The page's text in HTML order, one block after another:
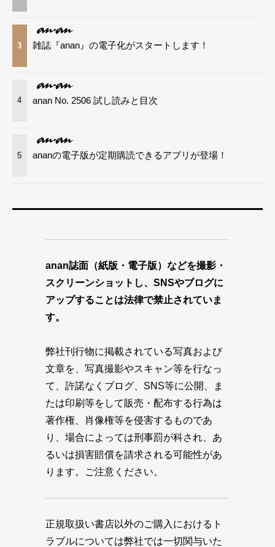
3 雑誌『anan』の電子化がスタートします！
4 anan No. 2506 試し読みと目次
5 ananの電子版が定期購読できるアプリが登場！
anan誌面（紙版・電子版）などを撮影・
スクリーンショットし、SNSやブログに
アップすることは法律で禁止されていま
す。
弊社刊行物に掲載されている写真および
文章を、写真撮影やスキャン等を行なっ
て、許諾なくブログ、SNS等に公開、ま
たは印刷等をして販売・配布する行為は
著作権、肖像権等を侵害するものであ
り、場合によっては刑事罰が科され、あ
るいは損害賠償を請求される可能性があ
ります。ご注意ください。
正規取扱い書店以外のご購入におけるト
ラブルについては弊社では一切関与いた